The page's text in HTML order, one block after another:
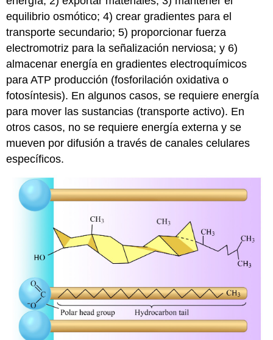
equilibrio osmótico; 4) crear gradientes para el
transporte secundario; 5) proporcionar fuerza
electromotriz para la señalización nerviosa; y 6)
almacenar energía en gradientes electroquímicos
para ATP producción (fosforilación oxidativa o
fotosíntesis). En algunos casos, se requiere energía
para mover las sustancias (transporte activo). En
otros casos, no se requiere energía externa y se
mueven por difusión a través de canales celulares
específicos.